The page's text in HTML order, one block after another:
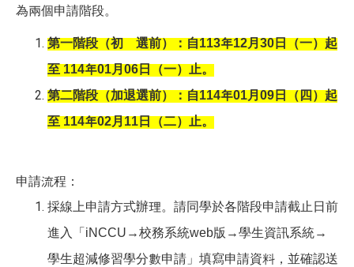
為兩個申請階段。
第一階段（初 選前）：自113年12月30日（一）起
至 114年01月06日（一）止。
第二階段（加退選前）：自114年01月09日（四）起
至 114年02月11日（二）止。
申請流程：
採線上申請方式辦理。請同學於各階段申請截止日前
進入「iNCCU→校務系統web版→學生資訊系統→
學生超減修習學分數申請」填寫申請資料，並確認送